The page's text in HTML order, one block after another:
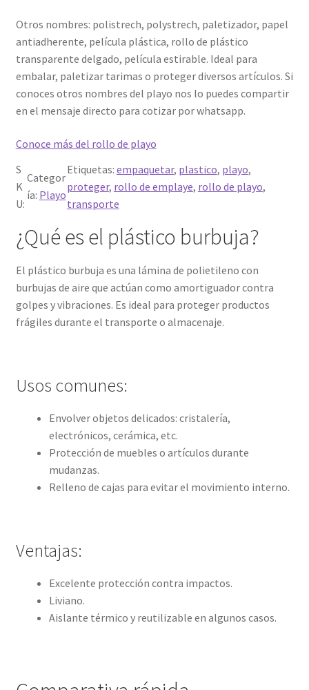
clientes
e
p
r
e
c
i
s
:
d
e
d
e
$
5
5
.
a
0
Otros nombres: polistrech, polystrech, paletizador, papel
antiadherente, película plástica, rollo de plástico
transparente delgado, película estirable. Ideal para
embalar, paletizar tarimas o proteger diversos artículos. Si
conoces otros nombres del playo nos lo puedes compartir
en el mensaje directo para cotizar por whatsapp.
Conoce más del rollo de playo
S
K
U:
Categor
ía: Playo
Etiquetas: empaquetar, plastico, playo
proteger, rollo de emplaye, rollo de playo
transporte
¿Qué es el plástico burbuja?
El plástico burbuja es una lámina de polietileno con
burbujas de aire que actúan como amortiguador contra
golpes y vibraciones. Es ideal para proteger productos
frágiles durante el transporte o almacenaje.
Usos comunes:
Envolver objetos delicados: cristalería,
electrónicos, cerámica, etc.
Protección de muebles o artículos durante
mudanzas.
Relleno de cajas para evitar el movimiento interno.
Ventajas:
Excelente protección contra impactos.
Liviano.
Aislante térmico y reutilizable en algunos casos.